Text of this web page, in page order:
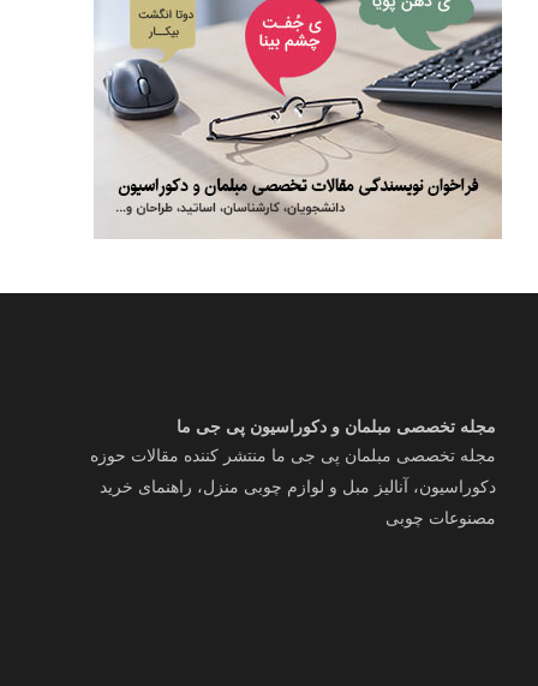
مجله تخصصی مبلمان و دکوراسیون پی جی ما
مجله تخصصی مبلمان پی جی ما منتشر کننده مقالات حوزه
دکوراسیون، آنالیز مبل و لوازم چوبی منزل، راهنمای خرید
مصنوعات چوبی